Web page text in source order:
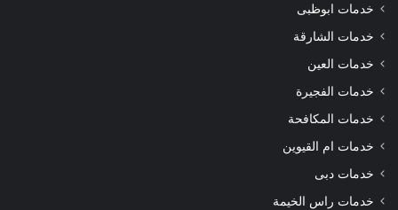
خدمات ابوظبى
خدمات الشارقة
خدمات العين
خدمات الفجيرة
خدمات المكافحة
خدمات ام القيوين
خدمات دبى
خدمات راس الخيمة